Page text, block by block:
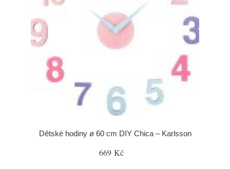
Dětské hodiny ø 60 cm DIY Chica – Karlsson
669 Kč